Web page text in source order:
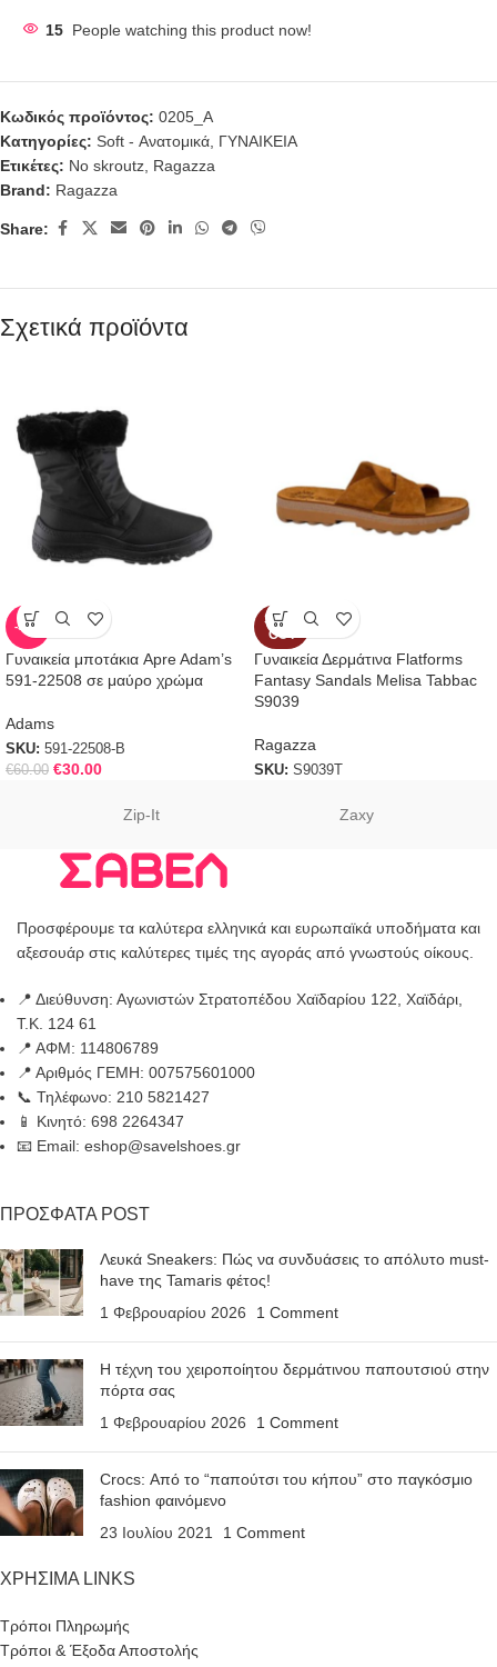
15 People watching this product now!
Κωδικός προϊόντος: 0205_A
Κατηγορίες: Soft - Ανατομικά ΓΥΝΑΙΚΕΙΑ
Ετικέτες: No skroutz Ragazza
Brand: Ragazza
Share:
Σχετικά προϊόντα
-50%
Γυναικεία μποτάκια Apre Adam’s
591-22508 σε μαύρο χρώμα
Adams
SKU: 591-22508-B
€60.00 €30.00
SOLD
OUT
Γυναικεία Δερμάτινα Flatforms
Fantasy Sandals Melisa Tabbac
S9039
Ragazza
SKU: S9039T
Zip-It Zaxy
Προσφέρουμε τα καλύτερα ελληνικά και ευρωπαϊκά υποδήματα και
αξεσουάρ στις καλύτερες τιμές της αγοράς από γνωστούς οίκους.
📍 Διεύθυνση: Αγωνιστών Στρατοπέδου Χαϊδαρίου 122, Χαϊδάρι,
Τ.Κ. 124 61
📍 ΑΦΜ: 114806789
📍 Αριθμός ΓΕΜΗ: 007575601000
📞 Τηλέφωνο: 210 5821427
📱 Κινητό: 698 2264347
📧 Email: eshop@savelshoes.gr
ΠΡΟΣΦΑΤΑ POST
Λευκά Sneakers: Πώς να συνδυάσεις το απόλυτο must-
have της Tamaris φέτος!
1 Φεβρουαρίου 2026
1 Comment
Η τέχνη του χειροποίητου δερμάτινου παπουτσιού στην
πόρτα σας
1 Φεβρουαρίου 2026
1 Comment
Crocs: Από το “παπούτσι του κήπου” στο παγκόσμιο
fashion φαινόμενο
23 Ιουλίου 2021
1 Comment
ΧΡΗΣΙΜΑ LINKS
Τρόποι Πληρωμής
Τρόποι & Έξοδα Αποστολής